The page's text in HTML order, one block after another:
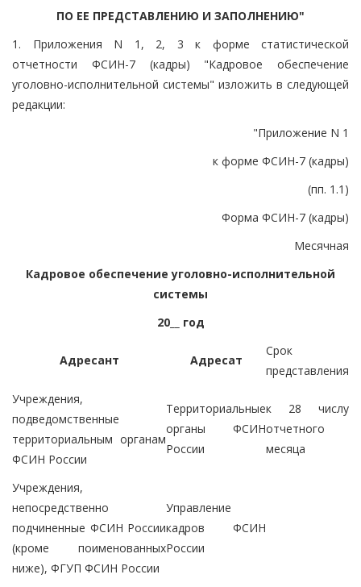
ПО ЕЕ ПРЕДСТАВЛЕНИЮ И ЗАПОЛНЕНИЮ"
1. Приложения N 1, 2, 3 к форме статистической
отчетности ФСИН-7 (кадры) "Кадровое обеспечение
уголовно-исполнительной системы" изложить в следующей
редакции:
"Приложение N 1
к форме ФСИН-7 (кадры)
(пп. 1.1)
Форма ФСИН-7 (кадры)
Месячная
Кадровое обеспечение уголовно-исполнительной
системы
20__ год
Адресант Адресат
Срок
представления
Учреждения,
подведомственные
территориальным органам
ФСИН России
Территориальные
органы ФСИН
России
к 28 числу
отчетного
месяца
Учреждения,
непосредственно
подчиненные ФСИН России
(кроме поименованных
ниже), ФГУП ФСИН России
Управление
кадров ФСИН
России